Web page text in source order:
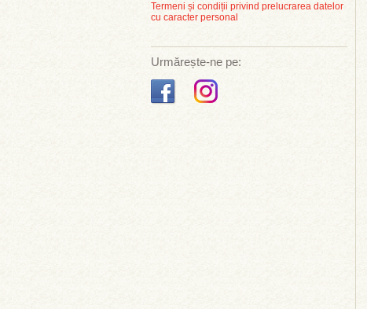
Termeni și condiții privind prelucrarea datelor
cu caracter personal
Urmărește-ne pe: